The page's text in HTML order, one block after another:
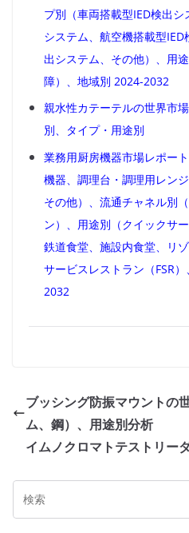
プ別（車両搭載型IED検出
システム、航空機搭載型
出システム、その他）、用
障）、地域別 2024-2032
親水性カテーテルの世界市
別、タイプ・用途別
業務用厨房機器市場レポー
機器、調理台・調理用レン
その他）、流通チャネル別
ン）、用途別（クイックサ
鉄道食堂、施設内食堂、リ
サービスレストラン（FSR
2032
ブッシング防振マウントの
ム、鋼）、用途別分析
イムノクロマトテストリー